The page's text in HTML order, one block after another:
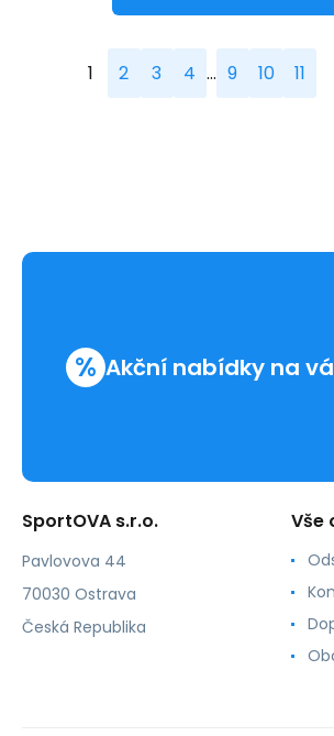
1 2 3 4 ... 9 10 11
% Akční nabídky na
SportOVA s.r.o.
Pavlovova 44
70030 Ostrava
Česká Republika
Vše